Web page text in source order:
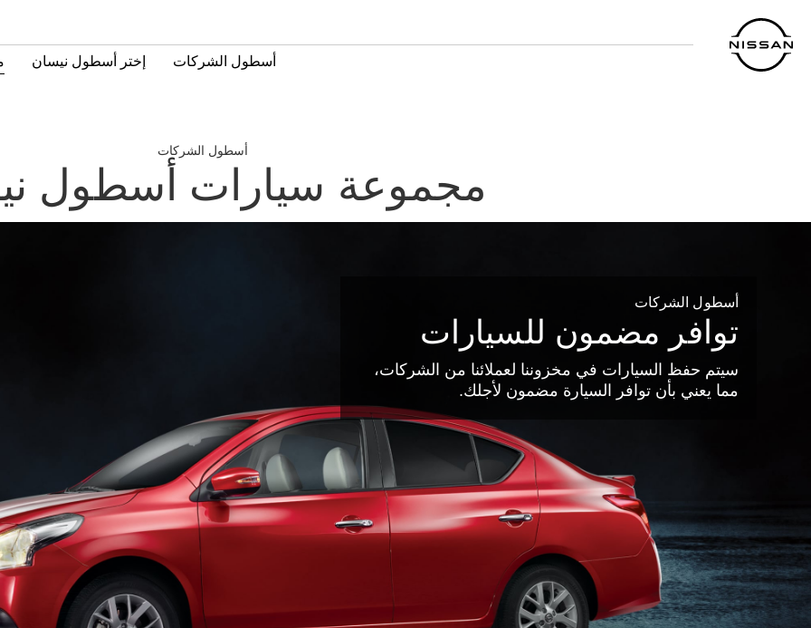
المحتوى
أسطول الشركات إختر أسطول نيسان
أسطول الشركات
مجموعة سيارات أسطول
توافر مضمون للسيارات
أسطول الشركات
سيتم حفظ السيارات في مخزوننا لعملائنا من الشركات،
مما يعني بأن توافر السيارة مضمون لأجلك.